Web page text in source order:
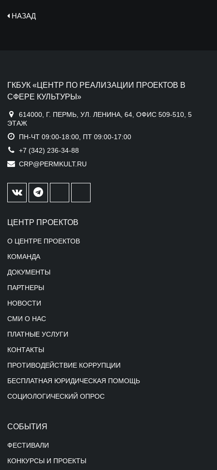
НАЗАД
ГКБУК «ЦЕНТР ПО РЕАЛИЗАЦИИ ПРОЕКТОВ В
СФЕРЕ КУЛЬТУРЫ»
614000, Г. ПЕРМЬ, УЛ. ЛЕНИНА, 64, ОФИС 509-510, 5
ЭТАЖ
ПН-ЧТ 09:00-18:00, ПТ 09:00-17:00
+7 (342) 236-34-88
CRP@PERMKULT.RU
ЦЕНТР ПРОЕКТОВ
О ЦЕНТРЕ ПРОЕКТОВ
КОМАНДА
ДОКУМЕНТЫ
ПАРТНЕРЫ
НОВОСТИ
СМИ О НАС
ПЛАТНЫЕ УСЛУГИ
КОНТАКТЫ
ПРОТИВОДЕЙСТВИЕ КОРРУПЦИИ
БЕСПЛАТНАЯ ЮРИДИЧЕСКАЯ ПОМОЩЬ
СОЦИОЛОГИЧЕСКИЙ ОПРОС
СОБЫТИЯ
ФЕСТИВАЛИ
КОНКУРСЫ И ПРОЕКТЫ